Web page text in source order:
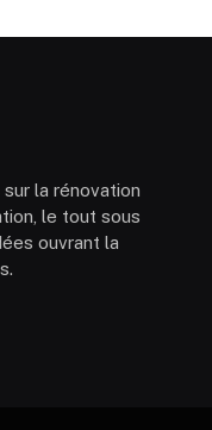
la rénovation
le tout sous
ouvrant la